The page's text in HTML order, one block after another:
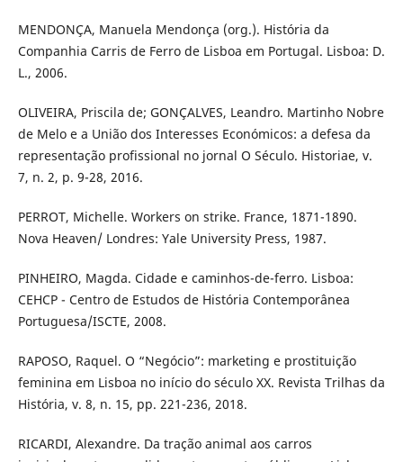
MENDONÇA, Manuela Mendonça (org.). História da
Companhia Carris de Ferro de Lisboa em Portugal. Lisboa: D.
L., 2006.
OLIVEIRA, Priscila de; GONÇALVES, Leandro. Martinho Nobre
de Melo e a União dos Interesses Económicos: a defesa da
representação profissional no jornal O Século. Historiae, v.
7, n. 2, p. 9-28, 2016.
PERROT, Michelle. Workers on strike. France, 1871-1890.
Nova Heaven/ Londres: Yale University Press, 1987.
PINHEIRO, Magda. Cidade e caminhos-de-ferro. Lisboa:
CEHCP - Centro de Estudos de História Contemporânea
Portuguesa/ISCTE, 2008.
RAPOSO, Raquel. O “Negócio”: marketing e prostituição
feminina em Lisboa no início do século XX. Revista Trilhas da
História, v. 8, n. 15, pp. 221-236, 2018.
RICARDI, Alexandre. Da tração animal aos carros